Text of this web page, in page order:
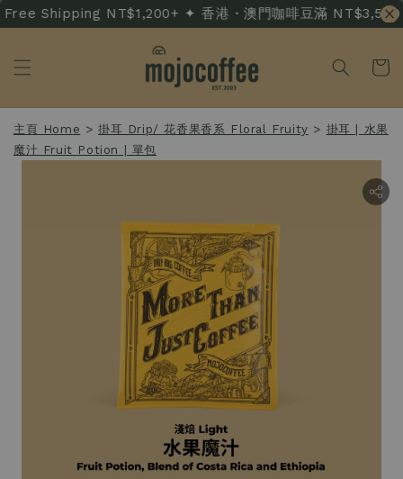
Shipping NT$1,200+ ✦ 香港・澳門咖啡豆滿
主頁 Home >掛耳 Drip/ 花香果香系 Floral Fruity > 掛耳 | 水果
魔汁 Fruit Potion | 單包